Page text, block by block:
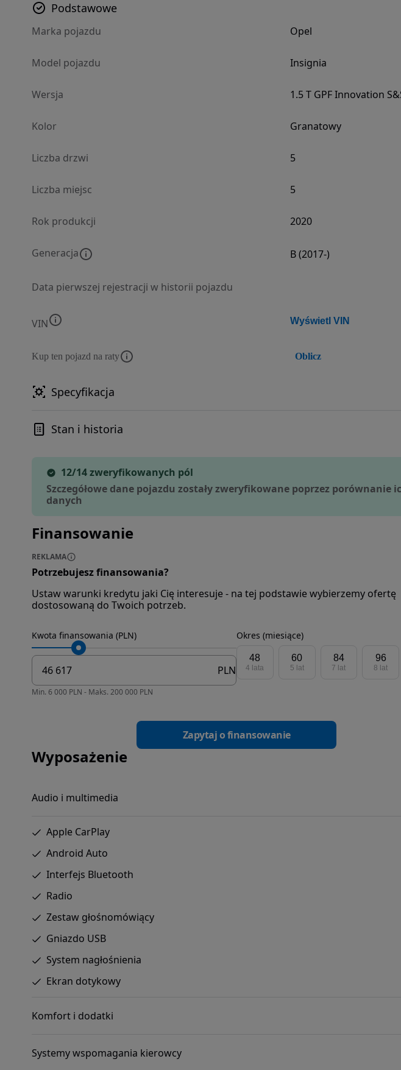
Podstawowe
Marka pojazdu Opel
Model pojazdu Insignia
Wersja 1.5 T GPF Innovation
Kolor Granatowy
Liczba drzwi 5
Liczba miejsc 5
Rok produkcji 2020
Generacja B (2017-)
Data pierwszej rejestracji w historii pojazdu
VIN Wyświetl VIN
Kup ten pojazd na raty Oblicz
Specyfikacja
Stan i historia
12/14 zweryfikowanych pól
Szczegółowe dane pojazdu zostały zweryfikowane poprzez porównanie
danych
Finansowanie
REKLAMA
Potrzebujesz finansowania?
Ustaw warunki kredytu jaki Cię interesuje - na tej podstawie wybierzemy ofertę
dostosowaną do Twoich potrzeb.
Kwota finansowania (PLN)
PLN
Min. 6 000 PLN - Maks. 200 000 PLN
Okres (miesiące)
48
4 lata
60
5 lat
84
7 lat
96
8 lat
Zapytaj o finansowanie
Wyposażenie
Audio i multimedia
Apple CarPlay
Android Auto
Interfejs Bluetooth
Radio
Zestaw głośnomówiący
Gniazdo USB
System nagłośnienia
Ekran dotykowy
Komfort i dodatki
Systemy wspomagania kierowcy